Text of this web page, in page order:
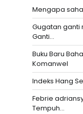
Mengapa
Gugatan ganti
Ganti…
Buku Baru
Komanwel
Indeks Hang
Febrie
Tempuh…